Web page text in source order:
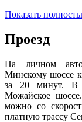
Показать
Проезд
На личном
Минскому шоссе
за 20 минут. В
Можайское
можно со
платную трассу